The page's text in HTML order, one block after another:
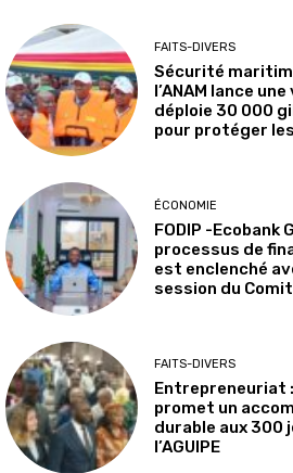
FAITS-DIVERS
Sécurité
l’ANAM lance
déploie 30 000
pour protéger
ÉCONOMIE
FODIP -Ecobank
processus de
est enclenché
session du
FAITS-DIVERS
Entrepreneuriat
promet un
durable aux 300
l’AGUIPE